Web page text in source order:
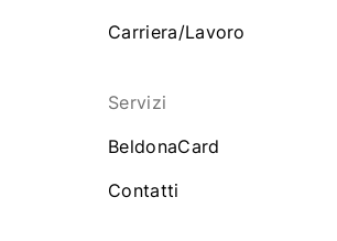
Carriera/Lavoro
Servizi
BeldonaCard
Contatti